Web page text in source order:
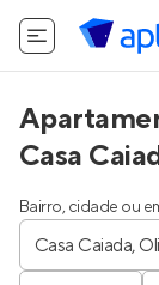
Casa
Bairro, cidade ou